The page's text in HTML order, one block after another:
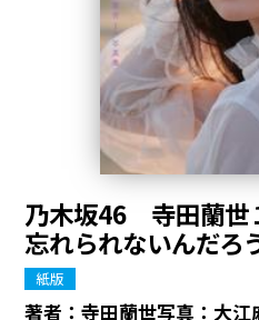
乃木坂46 寺田蘭世
忘れられないんだろ
紙版
著者：寺田蘭世写真： 大江